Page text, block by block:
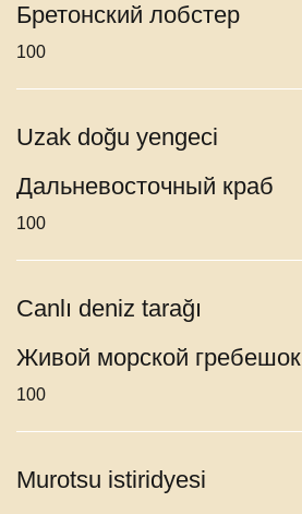
Бретонский лобстер
100
Uzak doğu yengeci
Дальневосточный краб
100
Canlı deniz tarağı
Живой морской гребешок
100
Murotsu istiridyesi